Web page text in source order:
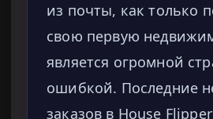
из почты, как только
свою первую
является огромной
ошибкой. Последние
заказов в House